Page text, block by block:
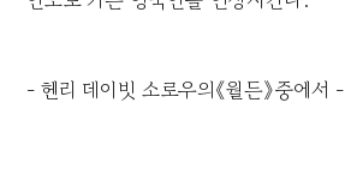
- 헨리 데이빗 소로우의《월든》중에서 -